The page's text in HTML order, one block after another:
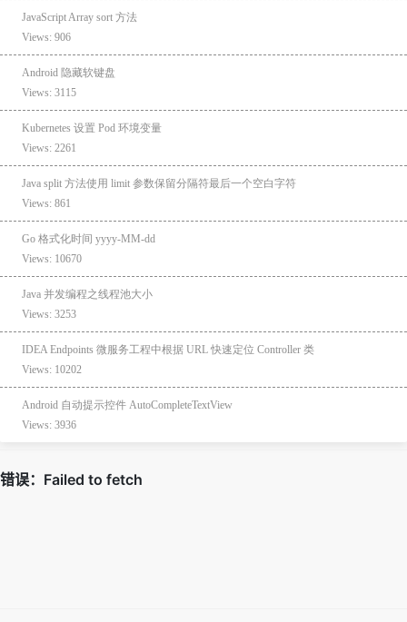
JavaScript Array sort 方法
Views: 906
Android 隐藏软键盘
Views: 3115
Kubernetes 设置 Pod 环境变量
Views: 2261
Java split 方法使用 limit 参数保留分隔符最后一个空白字符
Views: 861
Go 格式化时间 yyyy-MM-dd
Views: 10670
Java 并发编程之线程池大小
Views: 3253
IDEA Endpoints 微服务工程中根据 URL 快速定位 Controller 类
Views: 10202
Android 自动提示控件 AutoCompleteTextView
Views: 3936